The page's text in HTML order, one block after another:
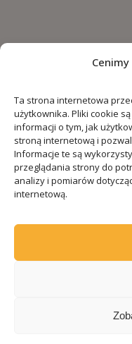
Ta strona internetowa
użytkownika. Pliki cookie
informacji o tym, jak
stroną internetową i
Informacje te są
przeglądania strony do
analizy i pomiarów
internetową.